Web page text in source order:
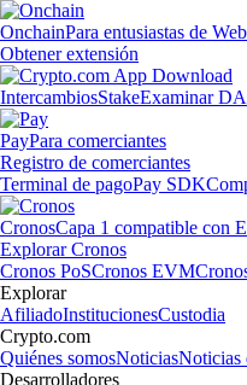
OnchainPara entusiastas de
Obtener extensión
IntercambiosStakeExaminar
PayPara comerciantes
Registro de comerciantes
Terminal de pagoPay SDK
CronosCapa 1 compatible con
Explorar Cronos
Cronos PoSCronos EVM
Explorar
AfiliadoInstitucionesCustodia
Crypto.com
Quiénes somosNoticiasNoticias
Desarrolladores